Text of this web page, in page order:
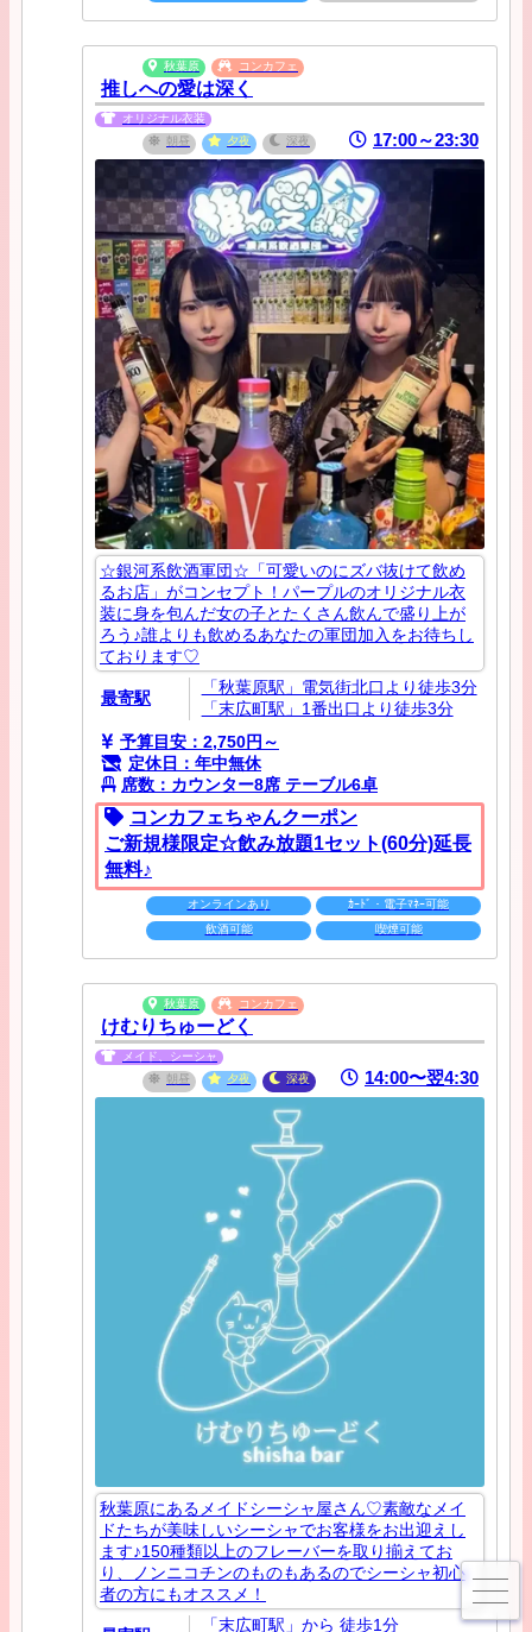
秋葉原 コンカフェ
推しへの愛は深く
オリジナル衣装
朝昼
夕夜 深夜 17:00～23:30
☆銀河系飲酒軍団☆「可愛いのにズバ抜けて飲め
るお店」がコンセプト！パープルのオリジナル衣
装に身を包んだ女の子とたくさん飲んで盛り上が
ろう♪誰よりも飲めるあなたの軍団加入をお待ちし
ております♡
最寄駅
「秋葉原駅」電気街北口より徒歩3分
「末広町駅」1番出口より徒歩3分
予算目安：2,750円～
定休日：年中無休
席数：カウンター8席 テーブル6卓
コンカフェちゃんクーポン
ご新規様限定☆飲み放題1セット(60分)延長
無料♪
オンラインあり
ｶｰﾄﾞ・電子ﾏﾈｰ可能
飲酒可能
喫煙可能
秋葉原 コンカフェ
けむりちゅーどく
メイド、シーシャ
朝昼
夕夜 深夜 14:00〜翌4:30
秋葉原にあるメイドシーシャ屋さん♡素敵なメイ
ドたちが美味しいシーシャでお客様をお出迎えし
ます♪150種類以上のフレーバーを取り揃えてお
り、ノンニコチンのものもあるのでシーシャ初心
者の方にもオススメ！
「末広町駅」から 徒歩1分